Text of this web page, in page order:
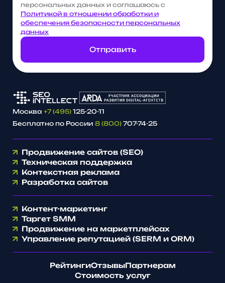
Отправить
персональных данных и соглашаюсь с
Политикой в отношении обработки и
обеспечения безопасности персональных
данных
Москва +7 (495) 125-20-11
Бесплатно по России 8 (800) 707-74-25
Продвижение сайтов (SEO)
Техническая поддержка
Контекстная реклама
Разработка сайтов
Контент-маркетинг
Таргет SMM
Продвижение на маркетплейсах
Управление репутацией (SERM и ORM)
РейтингиОтзывыПартнерам
Стоимость услуг